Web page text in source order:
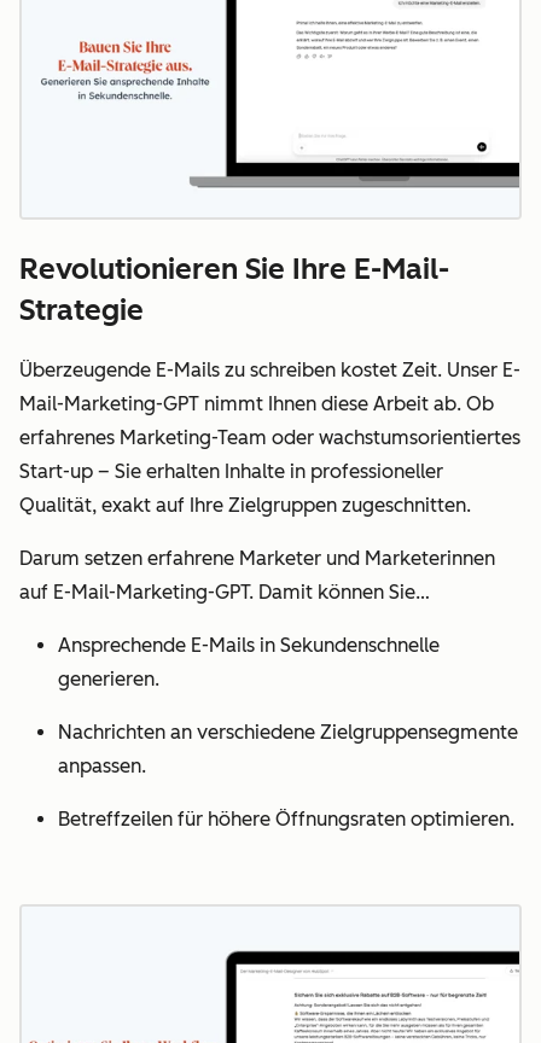
Revolutionieren Sie Ihre E-Mail-
Strategie
Überzeugende E-Mails zu schreiben kostet Zeit. Unser E-
Mail-Marketing-GPT nimmt Ihnen diese Arbeit ab. Ob
erfahrenes Marketing-Team oder wachstumsorientiertes
Start-up – Sie erhalten Inhalte in professioneller
Qualität, exakt auf Ihre Zielgruppen zugeschnitten.
Darum setzen erfahrene Marketer und Marketerinnen
auf E-Mail-Marketing-GPT. Damit können Sie…
Ansprechende E-Mails in Sekundenschnelle
generieren.
Nachrichten an verschiedene Zielgruppensegmente
anpassen.
Betreffzeilen für höhere Öffnungsraten optimieren.